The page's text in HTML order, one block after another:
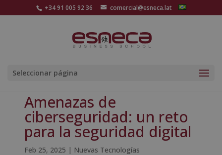
+34 91 005 92 36 comercial@esneca.lat
Seleccionar página
Amenazas de
ciberseguridad: un reto
para la seguridad digital
Feb 25, 2025 | Nuevas Tecnologías